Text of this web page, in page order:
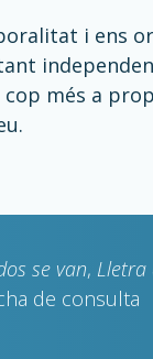
i ens
cop més a
se van, Lletra
de consulta